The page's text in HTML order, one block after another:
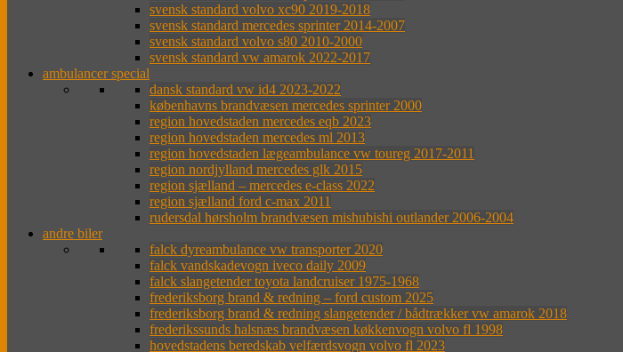
svensk standard volvo xc90 2019-2018
svensk standard mercedes sprinter 2014-2007
svensk standard volvo s80 2010-2000
svensk standard vw amarok 2022-2017
ambulancer special
dansk standard vw id4 2023-2022
københavns brandvæsen mercedes sprinter 2000
region hovedstaden mercedes eqb 2023
region hovedstaden mercedes ml 2013
region hovedstaden lægeambulance vw toureg 2017-2011
region nordjylland mercedes glk 2015
region sjælland – mercedes e-class 2022
region sjælland ford c-max 2011
rudersdal hørsholm brandvæsen mishubishi outlander 2006-2004
andre biler
falck dyreambulance vw transporter 2020
falck vandskadevogn iveco daily 2009
falck slangetender toyota landcruiser 1975-1968
frederiksborg brand & redning – ford custom 2025
frederiksborg brand & redning slangetender / bådtrækker vw amarok 2018
frederikssunds halsnæs brandvæsen køkkenvogn volvo fl 1998
hovedstadens beredskab velfærdsvogn volvo fl 2023